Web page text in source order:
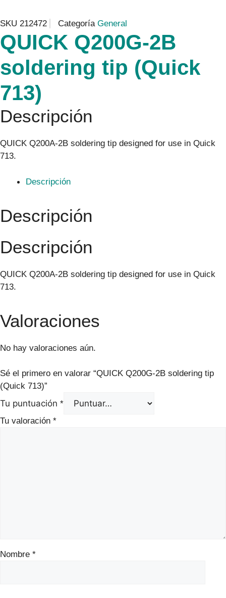
SKU 212472 Categoría General
QUICK Q200G-2B
soldering tip (Quick
713)
Descripción
QUICK Q200A-2B soldering tip designed for use in Quick
713.
Descripción
Descripción
Descripción
QUICK Q200A-2B soldering tip designed for use in Quick
713.
Valoraciones
No hay valoraciones aún.
Sé el primero en valorar “QUICK Q200G-2B soldering tip
(Quick 713)”
Tu puntuación *
Tu valoración *
Nombre *